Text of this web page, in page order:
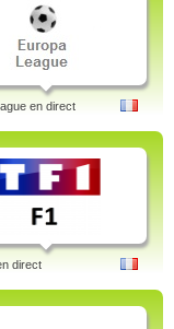
en direct
direct